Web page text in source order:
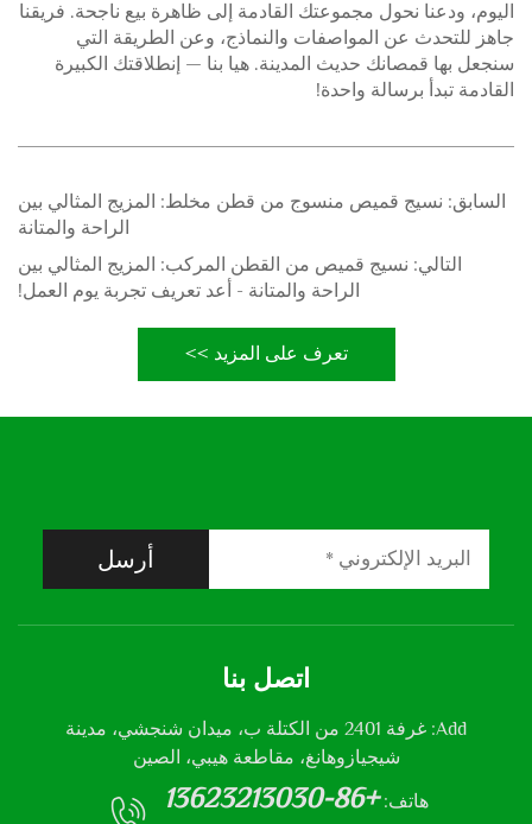
اليوم، ودعنا نحول مجموعتك القادمة إلى ظاهرة بيع ناجحة. فريقنا
جاهز للتحدث عن المواصفات والنماذج، وعن الطريقة التي
سنجعل بها قمصانك حديث المدينة. هيا بنا — إنطلاقتك الكبيرة
القادمة تبدأ برسالة واحدة!
السابق: نسيج قميص منسوج من قطن مخلط: المزيج المثالي بين
الراحة والمتانة
التالي: نسيج قميص من القطن المركب: المزيج المثالي بين
الراحة والمتانة - أعد تعريف تجربة يوم العمل!
تعرف على المزيد >>
أرسل
اتصل بنا
Add: غرفة 2401 من الكتلة ب، ميدان شنجشي، مدينة
شيجيازوهانغ، مقاطعة هيبي، الصين
هاتف: +86-13623213030